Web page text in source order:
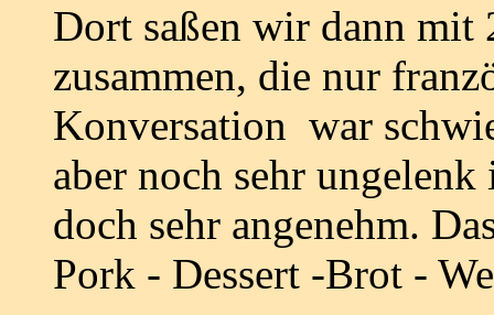
Dort saßen wir dann mit
zusammen, die nur
Konversation war
aber noch sehr
doch sehr angenehm.
Pork - Dessert -Brot -